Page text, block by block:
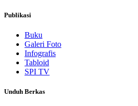
Publikasi
Buku
Galeri Foto
Infografis
Tabloid
SPI TV
Unduh Berkas